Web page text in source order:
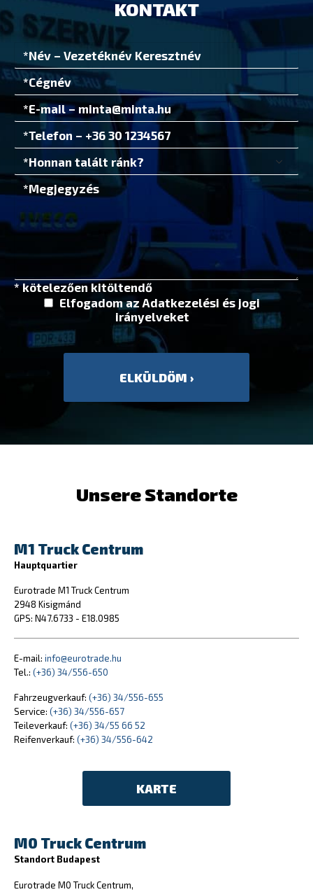
KONTAKT
* kötelezően kitöltendő
Elfogadom az Adatkezelési és jogi
irányelveket
Unsere Standorte
M1 Truck Centrum
Hauptquartier
Eurotrade M1 Truck Centrum
2948 Kisigmánd
GPS: N47.6733 - E18.0985
E-mail: info@eurotrade.hu
Tel.: (+36) 34/556-650
Fahrzeugverkauf: (+36) 34/556-655
Service: (+36) 34/556-657
Teileverkauf: (+36) 34/55 66 52
Reifenverkauf: (+36) 34/556-642
KARTE
M0 Truck Centrum
Standort Budapest
Eurotrade M0 Truck Centrum,